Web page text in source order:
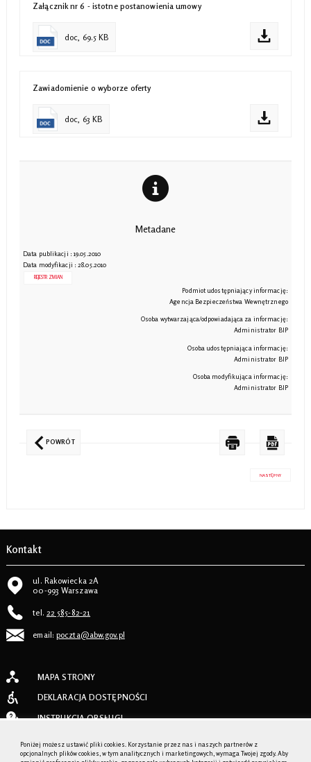
Załącznik nr 6 - istotne postanowienia umowy
doc, 69.5 KB
Zawiadomienie o wyborze oferty
doc, 63 KB
Metadane
Data publikacji : 19.05.2010
Data modyfikacji : 28.05.2010
REJESTR ZMIAN
Podmiot udostępniający informację:
Agencja Bezpieczeństwa Wewnętrznego
Osoba wytwarzająca/odpowiadająca za informację:
Administrator BIP
Osoba udostępniająca informację:
Administrator BIP
Osoba modyfikująca informację:
Administrator BIP
POWRÓT
NASTĘPNY
Kontakt
ul. Rakowiecka 2A
00-993 Warszawa
tel. 22 585-82-21
email:poczta@abw.gov.pl
MAPA STRONY
DEKLARACJA DOSTĘPNOŚCI
INSTRUKCJA OBSŁUGI
REDAKCJA SERWISU
Poniżej możesz ustawić pliki cookies. Korzystanie przez nas i naszych partnerów z
opcjonalnych plików cookies, w tym analitycznych i marketingowych, wymaga Twojej zgody. Aby